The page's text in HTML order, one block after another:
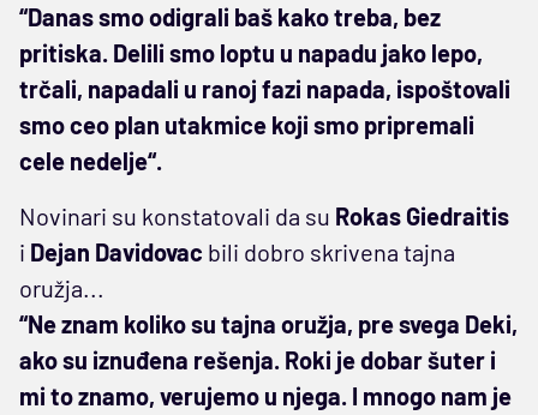
“Danas smo odigrali baš kako treba, bez
pritiska. Delili smo loptu u napadu jako lepo,
trčali, napadali u ranoj fazi napada, ispoštovali
smo ceo plan utakmice koji smo pripremali
cele nedelje“.
Novinari su konstatovali da su Rokas Giedraitis
i Dejan Davidovac bili dobro skrivena tajna
oružja...
“Ne znam koliko su tajna oružja, pre svega Deki,
ako su iznuđena rešenja. Roki je dobar šuter i
mi to znamo, verujemo u njega. I mnogo nam je